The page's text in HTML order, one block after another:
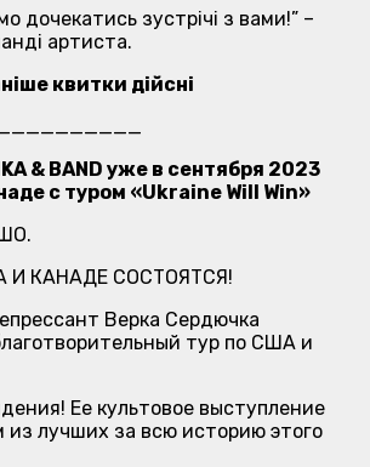
дочекатись зустрічі з вами!” –
артиста.
квитки дійсні
& BAND уже в сентября 2023
с туром «Ukraine Will Win»
И КАНАДЕ СОСТОЯТСЯ!
Верка Сердючка
тур по США и
Ее культовое выступление
из лучших за всю историю этого